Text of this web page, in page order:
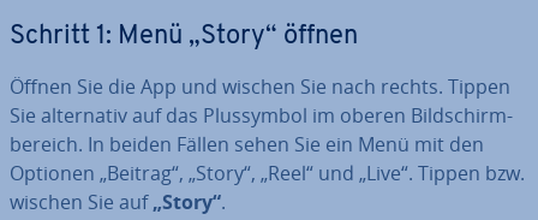
Schritt 1: Menü „Story“ öffnen
Öffnen Sie die App und wischen Sie nach rechts. Tippen
Sie al­ter­na­tiv auf das Plus­sym­bol im oberen Bild­schirm­
be­reich. In beiden Fällen sehen Sie ein Menü mit den
Optionen „Beitrag“, „Story“, „Reel“ und „Live“. Tippen bzw.
wischen Sie auf„Story“.